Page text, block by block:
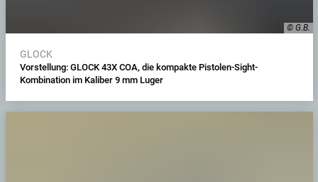
© G.B.
GLOCK
Vorstellung: GLOCK 43X COA, die kompakte Pistolen-Sight-
Kombination im Kaliber 9 mm Luger